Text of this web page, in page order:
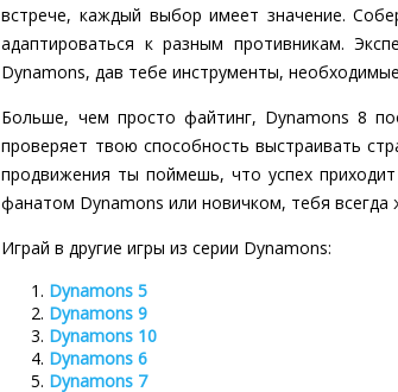
встрече, каждый выбор имеет значение.
адаптироваться к разным противникам.
Dynamons, дав тебе инструменты,
Больше, чем просто файтинг, Dynamons 8
проверяет твою способность выстраивать
продвижения ты поймешь, что успех
фанатом Dynamons или новичком, тебя
Играй в другие игры из серии Dynamons:
Dynamons 5
Dynamons 9
Dynamons 10
Dynamons 6
Dynamons 7